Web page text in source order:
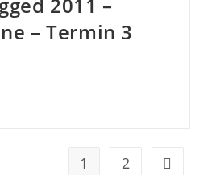
– Termin 3
1 2